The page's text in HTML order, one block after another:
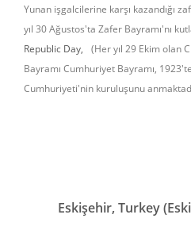
Yunan işgalcilerine karşı kazandığı
yıl 30 Ağustos'ta Zafer Bayramı'nı
Republic Day,
(Her yıl 29 Ekim olan
Bayramı Cumhuriyet Bayramı,
Cumhuriyeti'nin kuruluşunu
Eskişehir, Turkey